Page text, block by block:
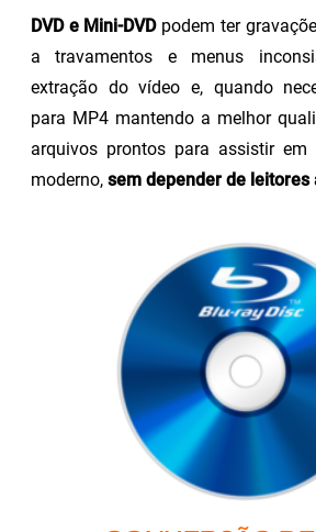
DVD e Mini-DVDpodem ter
a travamentos e menus
extração do vídeo e, quando
para MP4 mantendo a melhor
arquivos prontos para assistir em
moderno, sem depender de leitores